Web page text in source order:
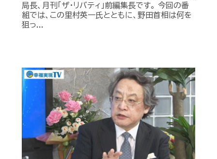
局長、月刊「ザ・リバティ」前編集長です。 今回の番
組では、この里村英一氏とともに、野田首相は何を
狙っ...